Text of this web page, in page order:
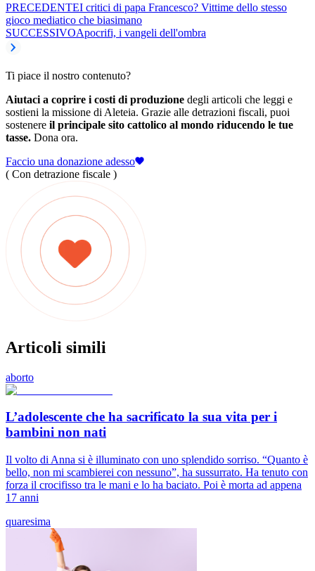
PRECEDENTEI critici di papa Francesco? Vittime dello stesso
gioco mediatico che biasimano
SUCCESSIVOApocrifi, i vangeli dell'ombra
Ti piace il nostro contenuto?
Aiutaci a coprire i costi di produzione degli articoli che leggi e
sostieni la missione di Aleteia. Grazie alle detrazioni fiscali, puoi
sostenere il principale sito cattolico al mondo riducendo le tue
tasse. Dona ora.
Faccio una donazione adesso
( Con detrazione fiscale )
Articoli simili
aborto
L’adolescente che ha sacrificato la sua vita per i
bambini non nati
Il volto di Anna si è illuminato con uno splendido sorriso. “Quanto è
bello, non mi scambierei con nessuno”, ha sussurrato. Ha tenuto con
forza il crocifisso tra le mani e lo ha baciato. Poi è morta ad appena
17 anni
quaresima